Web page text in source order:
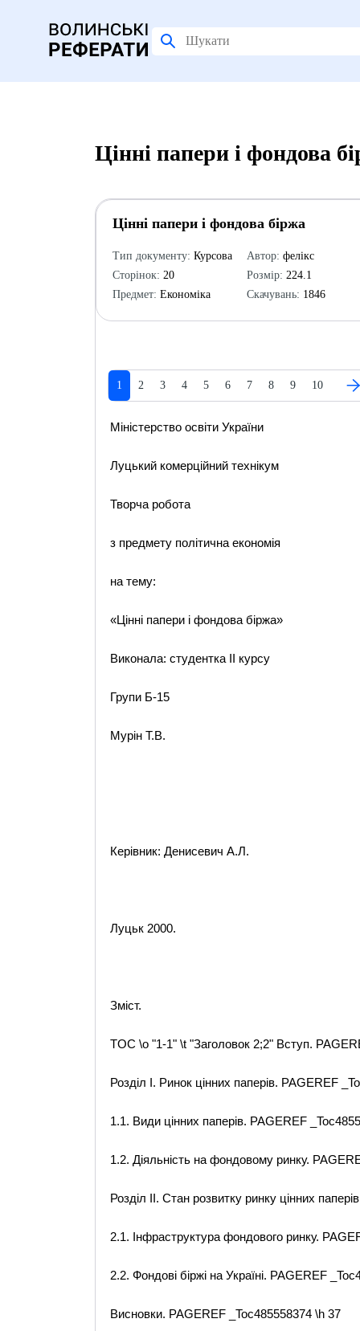
Цінні папери і фондова
Цінні папери і фондова біржа
Тип документу: Курсова
Сторінок: 20
Предмет: Економіка
Автор: фелікс
Розмір: 224.1
Скачувань: 1846
1 2 3 4 5 6 7 8 9 10
Міністерство освіти України
Луцький комерційний технікум
Творча робота
з предмету політична економія
на тему:
«Цінні папери і фондова біржа»
Виконала: студентка ІІ курсу
Групи Б-15
Мурін Т.В.
Керівник: Денисевич А.Л.
Луцьк 2000.
Зміст.
TOC \o "1-1" \t "Заголовок 2;2" Вступ.
Розділ І. Ринок цінних паперів. PAGEREF
1.1. Види цінних паперів. PAGEREF
1.2. Діяльність на фондовому ринку.
Розділ ІІ. Стан розвитку ринку цінних
2.1. Інфраструктура фондового ринку.
2.2. Фондові біржі на Україні. PAGEREF
Висновки. PAGEREF _Toc485558374 \h 37